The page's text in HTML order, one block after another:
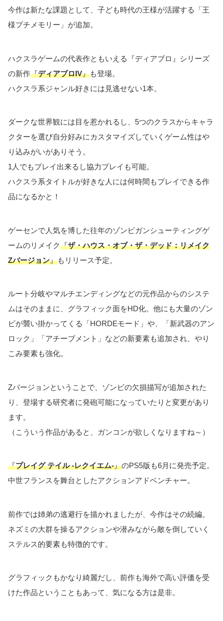
今作は新たな課題として、子ども時代の王様が活躍する「王
様プチメモリー」が追加。
ハクスラゲームの代表作ともいえる『ディアブロ』シリーズ
の新作『ディアブロIV』も登場。
ハクスラ系ジャンル好きには見逃せない1本。
ダークな世界観には目を惹かれるし、5つのクラスからキャラ
クターを選び自分好みにカスタマイズしていくゲーム性はや
り込みがいがありそう。
1人でもプレイ出来るし協力プレイも可能。
ハクスラ系タイトルが好きな人には何時間もプレイできる作
品になるかと！
ゲーセンで人気を博した往年のゾンビガンシューティングゲ
ームのリメイク『ザ・ハウス・オブ・ザ・デッド：リメイク
Zバージョン』もリリース予定。
ルート分岐やマルチエンディングなどの元作品からのシステ
ムはそのままに、グラフィック面をHD化。他にも大量のゾン
ビが襲い掛かってくる「HORDEモード」や、「新武器のアン
ロック」「アチーブメント」などの新要素も追加され、やり
こみ要素も強化。
Zバージョンということで、ゾンビの欠損描写が追加された
り、登場する研究者に発砲可能になっていたりと変更があり
ます。
（こういう作品があると、ガンコンが欲しくなりますね～）
『プレイグ テイル -レクイエム-』のPS5版も6月に発売予定。
中世フランスを舞台としたアクションアドベンチャー。
前作では姉弟の逃避行を描かれましたが、今作はその続編。
ネズミの大群を操るアクションや潜みながら敵を倒していく
ステルス的要素も特徴的です。
グラフィックもかなり綺麗だし、前作も海外で高い評価を受
けた作品ということもあって、気になる方は是非。